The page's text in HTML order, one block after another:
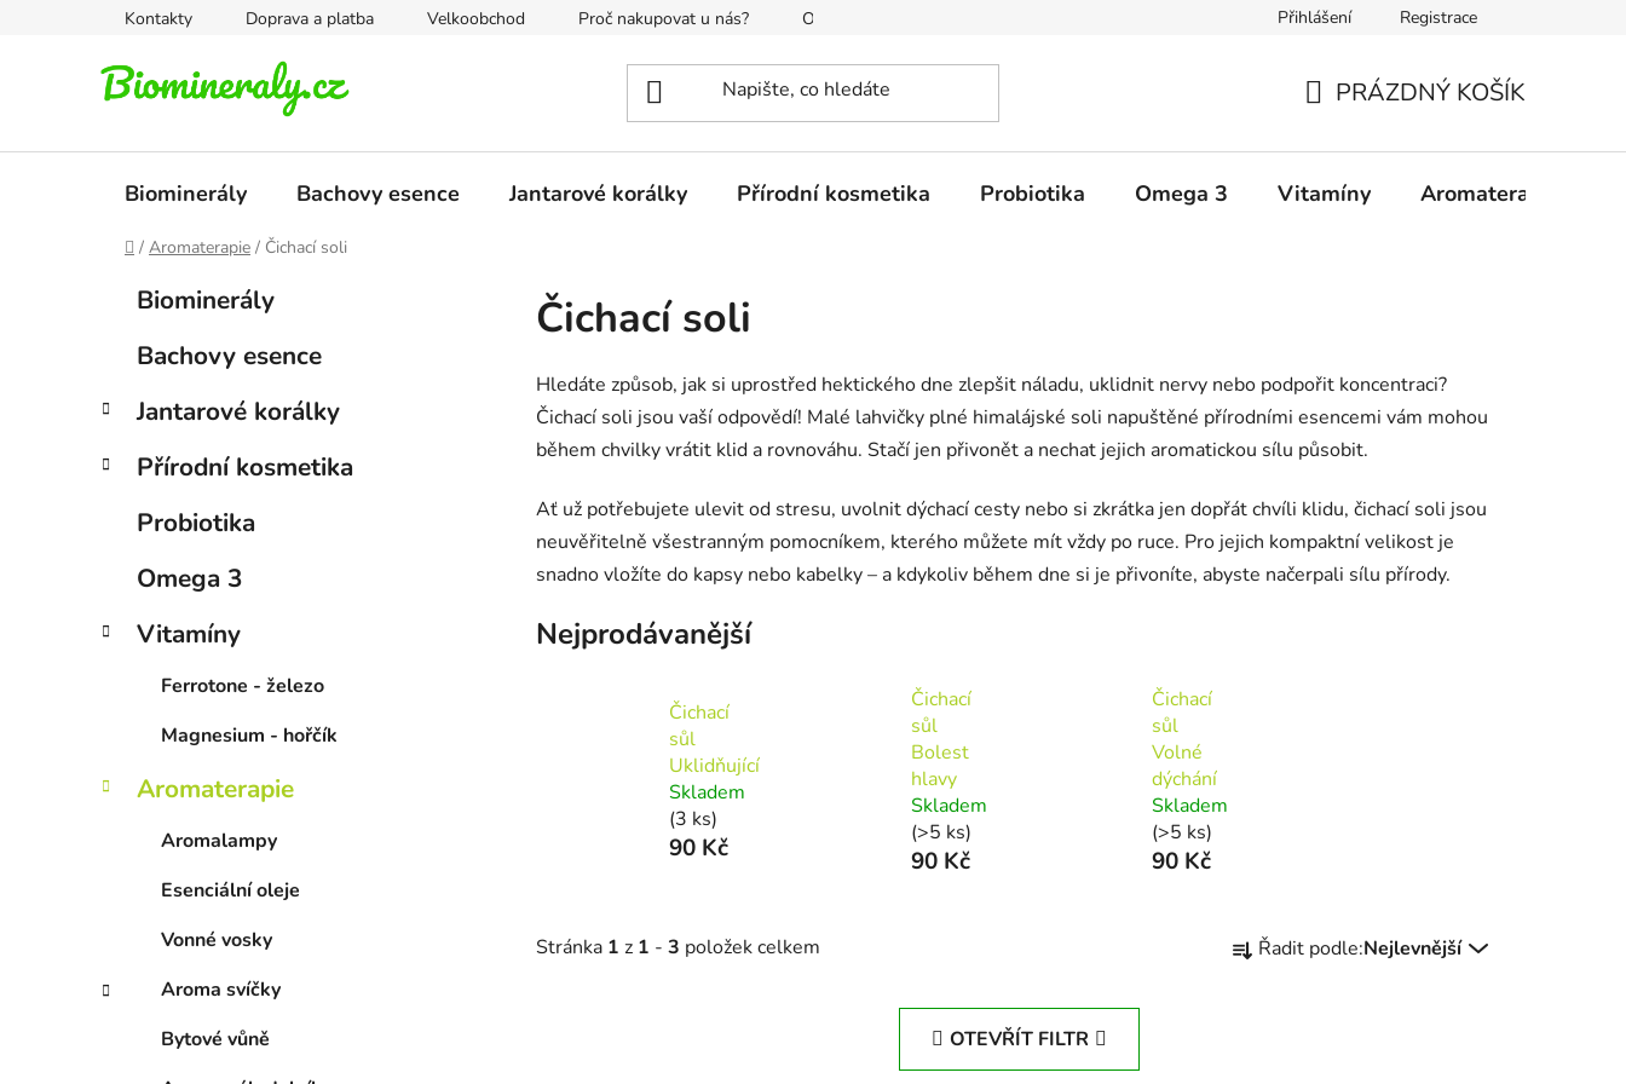
Kontakty Doprava a platba Velkoobchod Proč nakupovat u nás? O nás Zásady ochrany osobních údajů Upozornění
Přihlášení Registrace
KOŠÍK
PRÁZDNÝ KOŠÍK
Biominerály Bachovy esence Jantarové korálky Přírodní kosmetika Probiotika Omega 3 Vitamíny Aromaterapie
Domů
/ Aromaterapie / Čichací soli
r
n
n
Přeskočit
kategorie
o
i
Biominerály
Bachovy esence
Jantarové korálky
Přírodní kosmetika
Probiotika
Omega 3
Vitamíny
Ferrotone - železo
Magnesium - hořčík
Aromaterapie
Aromalampy
Esenciální oleje
Vonné vosky
Aroma svíčky
Bytové vůně
Čichací soli
Hledáte způsob, jak si uprostřed hektického dne zlepšit náladu, uklidnit nervy nebo podpořit koncentraci?
Čichací soli jsou vaší odpovědí! Malé lahvičky plné himalájské soli napuštěné přírodními esencemi vám mohou
během chvilky vrátit klid a rovnováhu. Stačí jen přivonět a nechat jejich aromatickou sílu působit.
Ať už potřebujete ulevit od stresu, uvolnit dýchací cesty nebo si zkrátka jen dopřát chvíli klidu, čichací soli jsou
neuvěřitelně všestranným pomocníkem, kterého můžete mít vždy po ruce. Pro jejich kompaktní velikost je
snadno vložíte do kapsy nebo kabelky – a kdykoliv během dne si je přivoníte, abyste načerpali sílu přírody.
Nejprodávanější
Čichací
sůl
Uklidňující
Skladem
(3 ks)
90 Kč
Čichací
sůl
Bolest
hlavy
Skladem
(>5 ks)
90 Kč
Čichací
sůl
Volné
dýchání
Skladem
(>5 ks)
90 Kč
Stránka 1 z 1 - 3 položek celkem
a Řadit podle:Nejlevnější
OTEVŘÍT FILTR